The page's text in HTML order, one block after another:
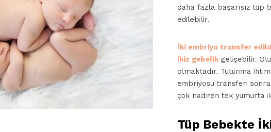
daha fazla başarısız tüp
edilebilir.
İki embriyo transfer
ikiz gebelik gelişebilir.
olmaktadır. Tutunma
embriyosu transferi
çok nadiren tek yumurta
Tüp Bebekte